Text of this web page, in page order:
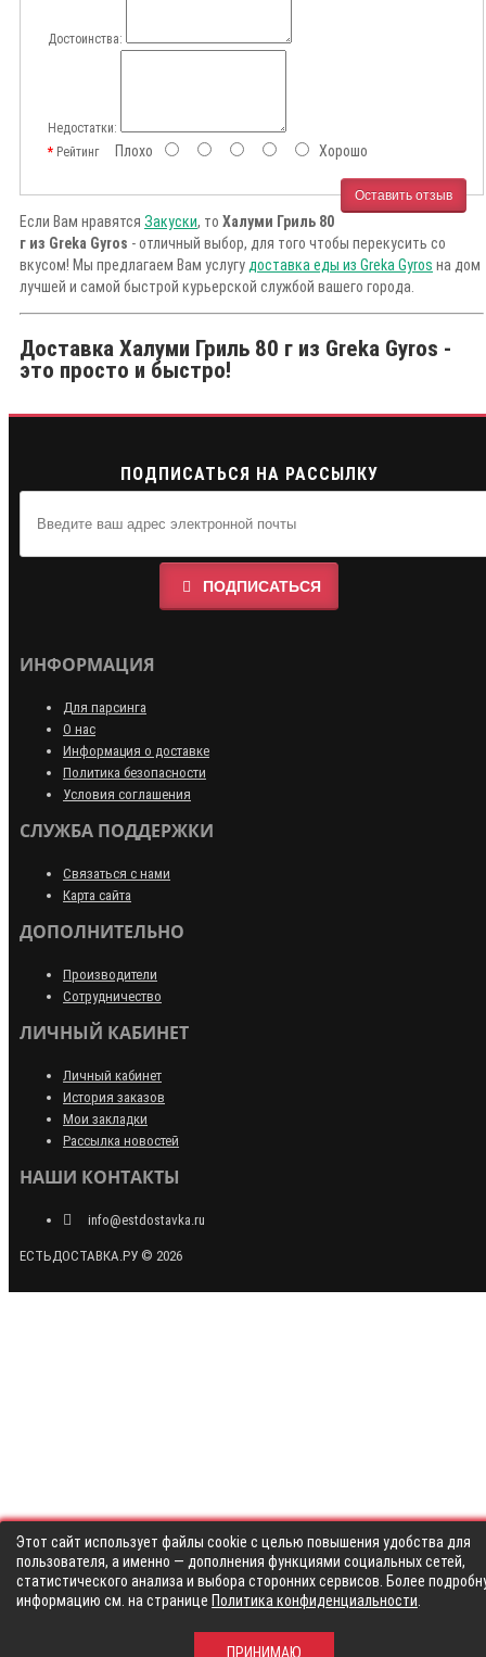
Достоинства:
Недостатки:
РейтингПлохо Хорошо
Оставить отзыв
Если Вам нравятся Закуски, то Халуми Гриль 80
г из Greka Gyros - отличный выбор, для того чтобы перекусить со
вкусом! Мы предлагаем Вам услугу доставка еды из Greka Gyros на дом
лучшей и самой быстрой курьерской службой вашего города.
Доставка Халуми Гриль 80 г из Greka Gyros -
это просто и быстро!
ПОДПИСАТЬСЯ НА РАССЫЛКУ
ПОДПИСАТЬСЯ
ИНФОРМАЦИЯ
Для парсинга
О нас
Информация о доставке
Политика безопасности
Условия соглашения
СЛУЖБА ПОДДЕРЖКИ
Связаться с нами
Карта сайта
ДОПОЛНИТЕЛЬНО
Производители
Сотрудничество
ЛИЧНЫЙ КАБИНЕТ
Личный кабинет
История заказов
Мои закладки
Рассылка новостей
НАШИ КОНТАКТЫ
info@estdostavka.ru
ЕСТЬДОСТАВКА.РУ © 2026
Этот сайт использует файлы cookie с целью повышения удобства для
пользователя, а именно — дополнения функциями социальных сетей,
статистического анализа и выбора сторонних сервисов. Более
информацию см. на странице Политика конфиденциальности
ПРИНИМАЮ